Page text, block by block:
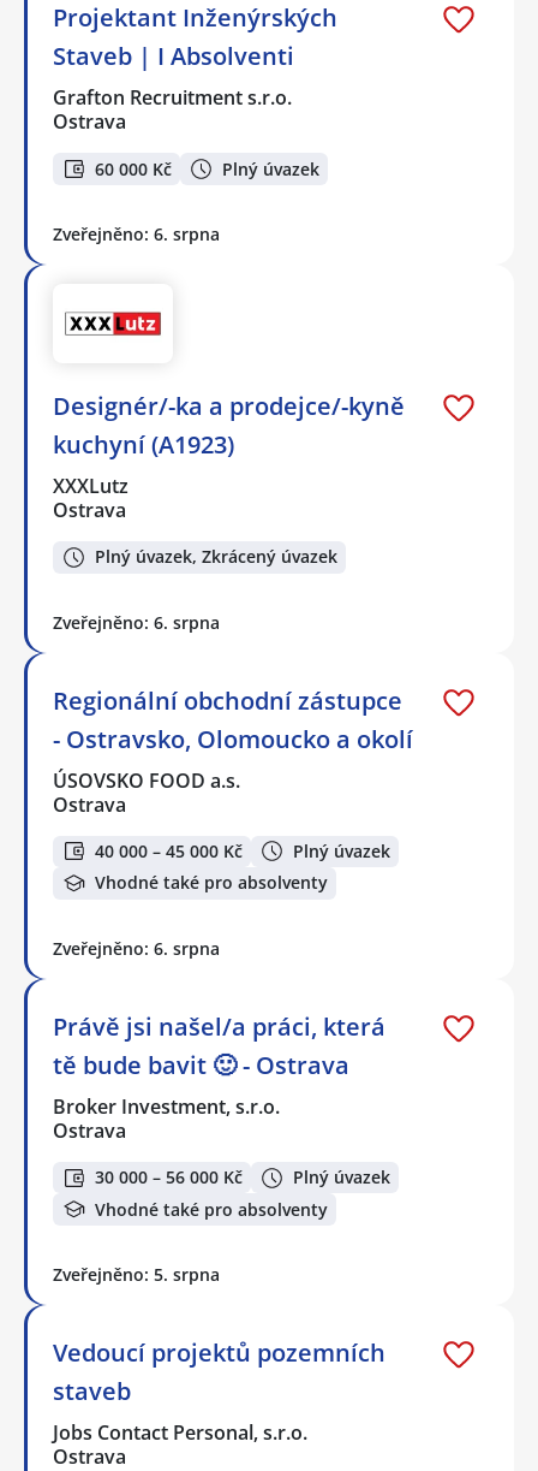
Projektant Inženýrských
Staveb | I Absolventi
Grafton Recruitment s.r.o.
Ostrava
60 000 Kč Plný úvazek
Zveřejněno: 6. srpna
Designér/-ka a prodejce/-kyně
kuchyní (A1923)
XXXLutz
Ostrava
Plný úvazek, Zkrácený úvazek
Zveřejněno: 6. srpna
Regionální obchodní zástupce
- Ostravsko, Olomoucko a okolí
ÚSOVSKO FOOD a.s.
Ostrava
40 000 – 45 000 Kč
Plný úvazek
Vhodné také pro absolventy
Zveřejněno: 6. srpna
Právě jsi našel/a práci, která
tě bude bavit 🙂 - Ostrava
Broker Investment, s.r.o.
Ostrava
30 000 – 56 000 Kč
Plný úvazek
Vhodné také pro absolventy
Zveřejněno: 5. srpna
Vedoucí projektů pozemních
staveb
Jobs Contact Personal, s.r.o.
Ostrava